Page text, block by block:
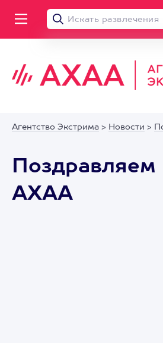
Агентство Экстрима > Новости >
Поздравляем
АХАА